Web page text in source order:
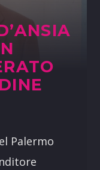
Palermo